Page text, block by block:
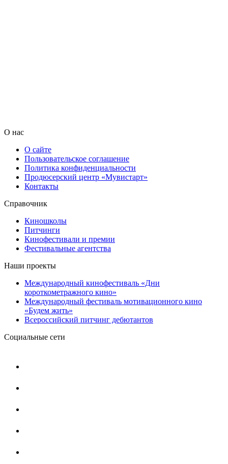
О нас
О сайте
Пользовательское соглашение
Политика конфиденциальности
Продюсерский центр «Мувистарт»
Контакты
Справочник
Киношколы
Питчинги
Кинофестивали и премии
Фестивальные агентства
Наши проекты
Международный кинофестиваль «Дни
короткометражного кино»
Международный фестиваль мотивационного кино
«Будем жить»
Всероссийский питчинг дебютантов
Социальные сети